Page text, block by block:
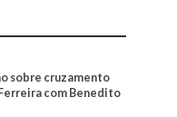
sobre cruzamento
com Benedito